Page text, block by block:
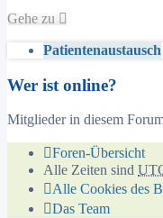
Gehe zu
Patientenaustausch
Wer ist online?
Mitglieder in diesem
Foren-Übersicht
Alle Zeiten sind
Alle Cookies des
Das Team